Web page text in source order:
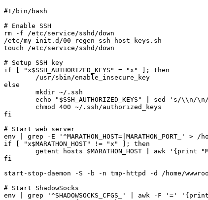
#!/bin/bash
# Enable SSH
rm -f /etc/service/sshd/down
/etc/my_init.d/00_regen_ssh_host_keys.sh
touch /etc/service/sshd/down
# Setup SSH key
if [ "x$SSH_AUTHORIZED_KEYS" = "x" ]; then
else
fi
# Start web server
env | grep -E '^MARATHON_HOST=|MARATHON_PORT_'
if [ "x$MARATHON_HOST" != "x" ]; then
fi
start-stop-daemon -S -b -n tmp-httpd -d /home/
# Start ShadowSocks
env | grep '^SHADOWSOCKS_CFGS_' | awk -F '='